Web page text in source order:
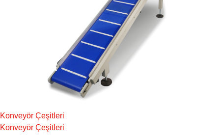
Konveyör Çeşitleri
Konveyör Çeşitleri